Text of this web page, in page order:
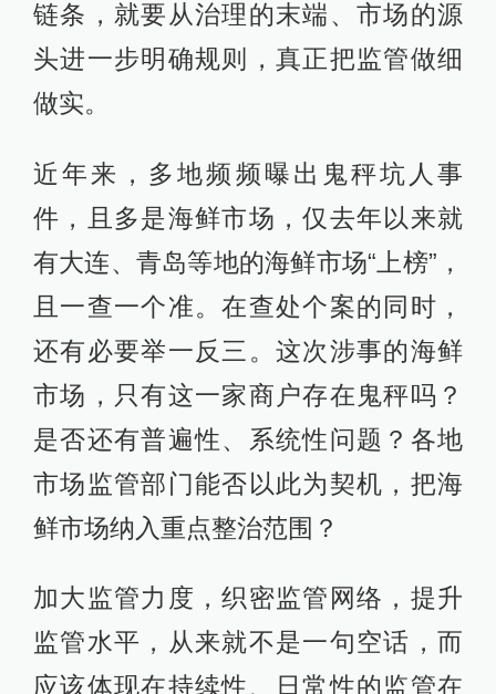
链条，就要从治理的末端、市场的源
头进一步明确规则，真正把监管做细
做实。
近年来，多地频频曝出鬼秤坑人事
件，且多是海鲜市场，仅去年以来就
有大连、青岛等地的海鲜市场“上榜”，
且一查一个准。在查处个案的同时，
还有必要举一反三。这次涉事的海鲜
市场，只有这一家商户存在鬼秤吗？
是否还有普遍性、系统性问题？各地
市场监管部门能否以此为契机，把海
鲜市场纳入重点整治范围？
加大监管力度，织密监管网络，提升
监管水平，从来就不是一句空话，而
应该体现在持续性、日常性的监管在